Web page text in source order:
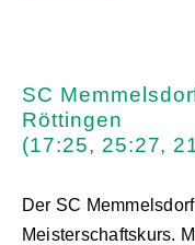
SC
Röttingen
(17:25, 25:27,
Der SC
Meisterschaftskurs.